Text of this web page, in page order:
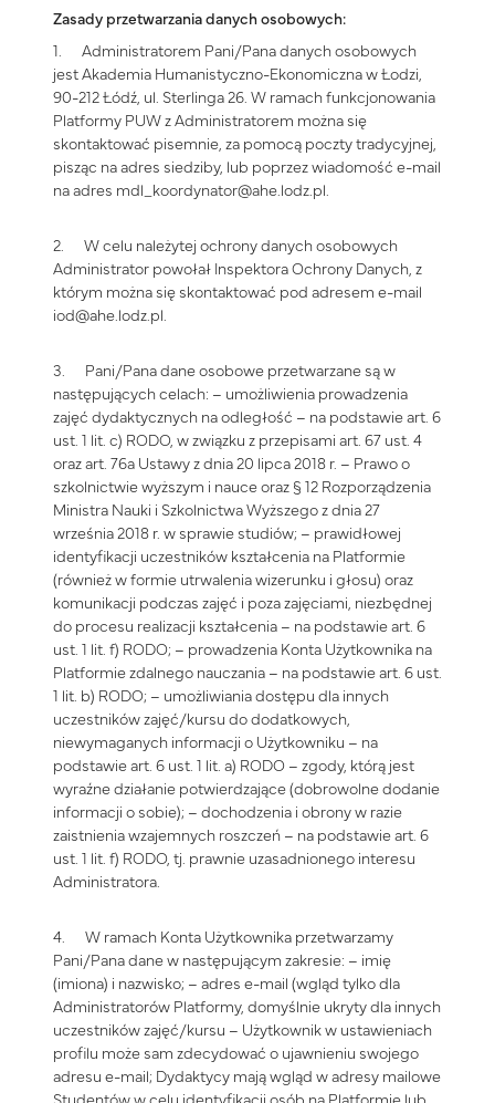
Zasady przetwarzania danych osobowych:
1. Administratorem Pani/Pana danych osobowych
jest Akademia Humanistyczno-Ekonomiczna w Łodzi,
90-212 Łódź, ul. Sterlinga 26. W ramach funkcjonowania
Platformy PUW z Administratorem można się
skontaktować pisemnie, za pomocą poczty tradycyjnej,
pisząc na adres siedziby, lub poprzez wiadomość e-mail
na adres mdl_koordynator@ahe.lodz.pl.
2. W celu należytej ochrony danych osobowych
Administrator powołał Inspektora Ochrony Danych, z
którym można się skontaktować pod adresem e-mail
iod@ahe.lodz.pl.
3. Pani/Pana dane osobowe przetwarzane są w
następujących celach: – umożliwienia prowadzenia
zajęć dydaktycznych na odległość – na podstawie art. 6
ust. 1 lit. c) RODO, w związku z przepisami art. 67 ust. 4
oraz art. 76a Ustawy z dnia 20 lipca 2018 r. – Prawo o
szkolnictwie wyższym i nauce oraz § 12 Rozporządzenia
Ministra Nauki i Szkolnictwa Wyższego z dnia 27
września 2018 r. w sprawie studiów; – prawidłowej
identyfikacji uczestników kształcenia na Platformie
(również w formie utrwalenia wizerunku i głosu) oraz
komunikacji podczas zajęć i poza zajęciami, niezbędnej
do procesu realizacji kształcenia – na podstawie art. 6
ust. 1 lit. f) RODO; – prowadzenia Konta Użytkownika na
Platformie zdalnego nauczania – na podstawie art. 6 ust.
1 lit. b) RODO; – umożliwiania dostępu dla innych
uczestników zajęć/kursu do dodatkowych,
niewymaganych informacji o Użytkowniku – na
podstawie art. 6 ust. 1 lit. a) RODO – zgody, którą jest
wyraźne działanie potwierdzające (dobrowolne dodanie
informacji o sobie); – dochodzenia i obrony w razie
zaistnienia wzajemnych roszczeń – na podstawie art. 6
ust. 1 lit. f) RODO, tj. prawnie uzasadnionego interesu
Administratora.
4. W ramach Konta Użytkownika przetwarzamy
Pani/Pana dane w następującym zakresie: – imię
(imiona) i nazwisko; – adres e-mail (wgląd tylko dla
Administratorów Platformy, domyślnie ukryty dla innych
uczestników zajęć/kursu – Użytkownik w ustawieniach
profilu może sam zdecydować o ujawnieniu swojego
adresu e-mail; Dydaktycy mają wgląd w adresy mailowe